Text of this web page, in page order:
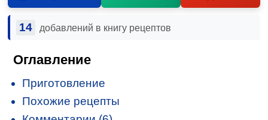
14 добавлений в книгу рецептов
Оглавление
Приготовление
Похожие рецепты